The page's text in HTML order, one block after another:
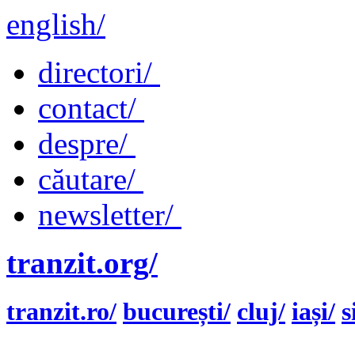
english/
directori/
contact/
despre/
căutare/
newsletter/
tranzit.org/
tranzit.ro/ bucurești/ cluj/ iași/